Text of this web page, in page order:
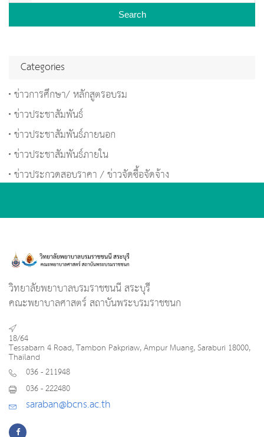
Search
Categories
ข่าวการศึกษา/ หลักสูตรอบรม
ข่าวประชาสัมพันธ์
ข่าวประชาสัมพันธ์ภายนอก
ข่าวประชาสัมพันธ์ภายใน
ข่าวประกวดสอบราคา / ข่าวจัดซื้อจัดจ้าง
วิทยาลัยพยาบาลบรมราชชนนี สระบุรี
คณะพยาบาลศาสตร์ สถาบันพระบรมราชชนก
18/64
Tessabarn 4 Road, Tambon Pakpriaw, Ampur Muang, Saraburi 18000,
Thailand
036 - 211948
036 - 222480
saraban@bcns.ac.th